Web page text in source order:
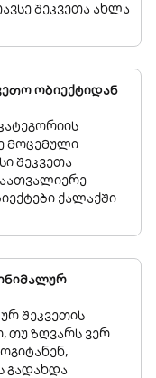
შეკვეთა ახლა
ობიექტიდან
მოცემული
შეკვეთა
ქალაქში
შეკვეთის
თუ ზღვარს ვერ
გადახდა